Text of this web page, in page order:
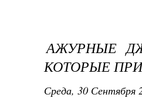
АЖУРНЫЕ
КОТОРЫЕ
Среда, 30 Сентября